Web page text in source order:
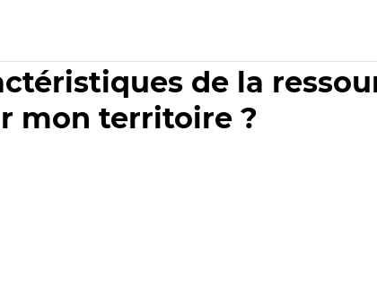
de la
mon territoire ?